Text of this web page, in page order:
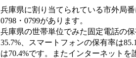
兵庫県に割り当てられている市外局番
0798・0799があります。
兵庫県の世帯単位でみた固定電話の
35.7%、スマートフォンの保有率は
は70.4%です。またインターネット